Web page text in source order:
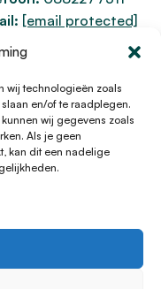
wij technologieën zoals
en/of te raadplegen.
wij gegevens zoals
Als je geen
kan dit een nadelige
[email protected]
76100200
12047091
300.017942